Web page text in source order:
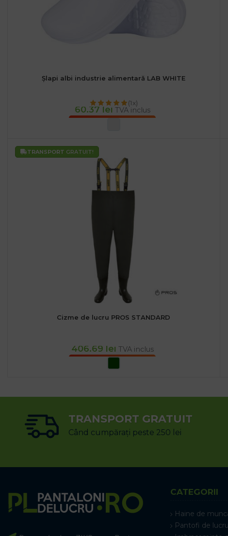
Șlapi albi industrie alimentară LAB WHITE
(1x)
60.37 lei TVA inclus
TRANSPORT GRATUIT!
Cizme de lucru PROS STANDARD
406.69 lei TVA inclus
TRANSPORT GRATUIT
Când cumpărați peste 250 lei
CATEGORII
Haine de
Pantofi de lucru